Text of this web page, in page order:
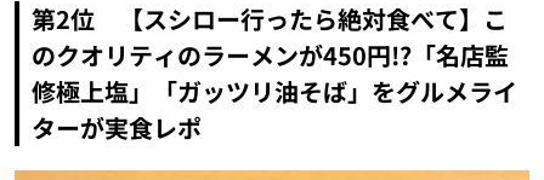
第2位 【スシロー行ったら絶対食べて】こ
のクオリティのラーメンが450円!?「名店監
修極上塩」「ガッツリ油そば」をグルメライ
ターが実食レポ